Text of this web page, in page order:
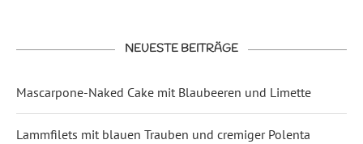
NEUESTE BEITRÄGE
Mascarpone-Naked Cake mit Blaubeeren und Limette
Lammfilets mit blauen Trauben und cremiger Polenta